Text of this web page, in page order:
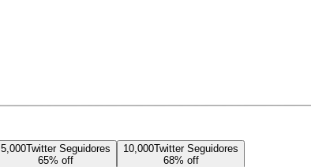
5,000Twitter Seguidores
65% off
10,000Twitter Seguidores
68% off